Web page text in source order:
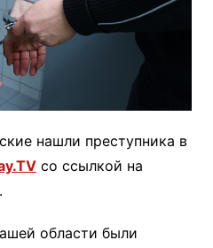
нашли преступника в
со ссылкой на
.
области были